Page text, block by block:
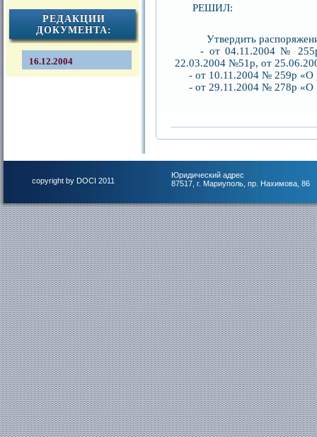
РЕДАКЦИИ
ДОКУМЕНТА:
16.12.2004
РЕШИЛ:
Утвердить
- от 04.11.2004 № 255р «О
22.03.2004 №51р, от
- от 10.11.2004 № 259р «О
- от 29.11.2004 № 278р «О
copyright by DOCI 2011
Юридический адрес
87517, г. Мариуполь, пр. Нахимова, 86